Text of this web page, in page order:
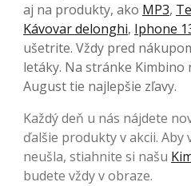
aj na produkty, ako MP3,
Kávovar delonghi, Iphone
ušetrite. Vždy pred
letáky. Na stránke Kimbino
August tie najlepšie zľavy.
Každý deň u nás nájdete
ďalšie produkty v akcii. Aby
neušla, stiahnite si našu
budete vždy v obraze.